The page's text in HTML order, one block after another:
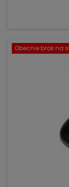
Obecnie brak na